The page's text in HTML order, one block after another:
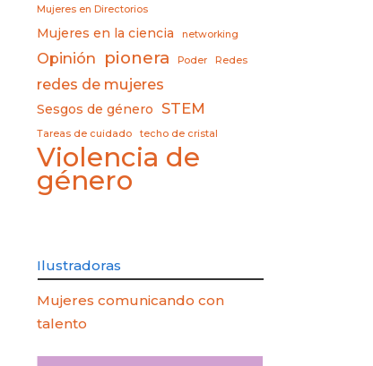
Mujeres en Directorios
Mujeres en la ciencia networking
Opinión pionera Poder Redes
redes de mujeres
Sesgos de género STEM
Tareas de cuidado techo de cristal
Violencia de
género
Ilustradoras
Mujeres comunicando con
talento